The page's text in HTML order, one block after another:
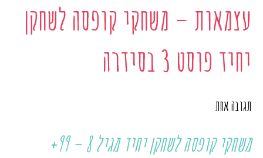
עצמאות – משחקי קופסה לשחקן
יחיד פוסט 3 בסידרה
תגובה אחת
משחקי קופסה לשחקן יחיד מגיל 8 – 99+